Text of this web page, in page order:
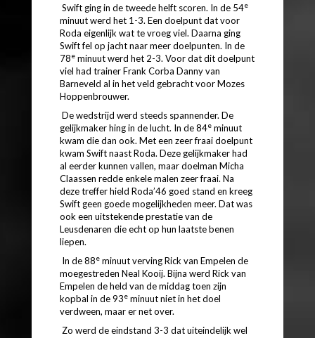
Swift ging in de tweede helft scoren. In de 54e
minuut werd het 1-3. Een doelpunt dat voor
Roda eigenlijk wat te vroeg viel. Daarna ging
Swift fel op jacht naar meer doelpunten. In de
78e minuut werd het 2-3. Voor dat dit doelpunt
viel had trainer Frank Corba Danny van
Barneveld al in het veld gebracht voor Mozes
Hoppenbrouwer.
De wedstrijd werd steeds spannender. De
gelijkmaker hing in de lucht. In de 84e minuut
kwam die dan ook. Met een zeer fraai doelpunt
kwam Swift naast Roda. Deze gelijkmaker had
al eerder kunnen vallen, maar doelman Micha
Claassen redde enkele malen zeer fraai. Na
deze treffer hield Roda’46 goed stand en kreeg
Swift geen goede mogelijkheden meer. Dat was
ook een uitstekende prestatie van de
Leusdenaren die echt op hun laatste benen
liepen.
In de 88e minuut verving Rick van Empelen de
moegestreden Neal Kooij. Bijna werd Rick van
Empelen de held van de middag toen zijn
kopbal in de 93e minuut niet in het doel
verdween, maar er net over.
Zo werd de eindstand 3-3 dat uiteindelijk wel